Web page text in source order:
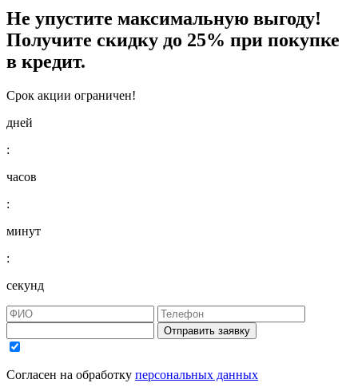
Не упустите максимальную выгоду!
Получите скидку до 25% при покупке
в кредит.
Срок акции ограничен!
дней
:
часов
:
минут
:
секунд
Отправить заявку
Согласен на обработку персональных данных